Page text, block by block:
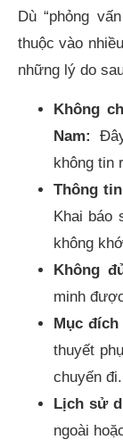
Dù “phỏng
thuộc vào
những lý do
Không
Nam:
không tin
Thông
Khai báo
không
Không
minh
Mục
thuyết
chuyến đi.
Lịch sử
ngoài